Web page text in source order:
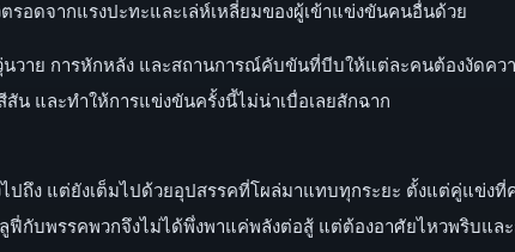
รอดจากแรงปะทะและเล่ห์เหลี่ยมของผู้เข้าแข่งขันคนอื่นด้วย
นวาย การหักหลัง และสถานการณ์คับขันที่บีบให้แต่ละคนต้องงัดค
น และทำให้การแข่งขันครั้งนี้ไม่น่าเบื่อเลยสักฉาก
ปถึง แต่ยังเต็มไปด้วยอุปสรรคที่โผล่มาแทบทุกระยะ ตั้งแต่คู่แข่ง
กับพรรคพวกจึงไม่ได้พึ่งพาแค่พลังต่อสู้ แต่ต้องอาศัยไหวพริบแล